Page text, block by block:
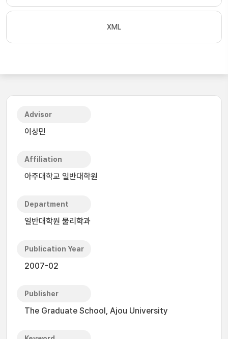
XML
Advisor
이상민
Affiliation
아주대학교 일반대학원
Department
일반대학원 물리학과
Publication Year
2007-02
Publisher
The Graduate School, Ajou University